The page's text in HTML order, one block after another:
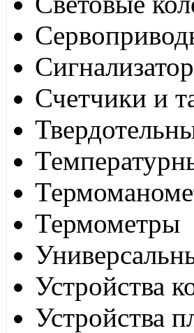
Счетчики и
Термометры
Устройства
Устройства